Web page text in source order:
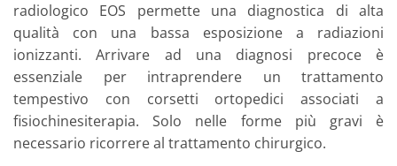
radiologico EOS permette una diagnostica di alta
qualità con una bassa esposizione a radiazioni
ionizzanti. Arrivare ad una diagnosi precoce è
essenziale per intraprendere un trattamento
tempestivo con corsetti ortopedici associati a
fisiochinesiterapia. Solo nelle forme più gravi è
necessario ricorrere al trattamento chirurgico.